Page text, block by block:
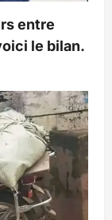
entre
le bilan.